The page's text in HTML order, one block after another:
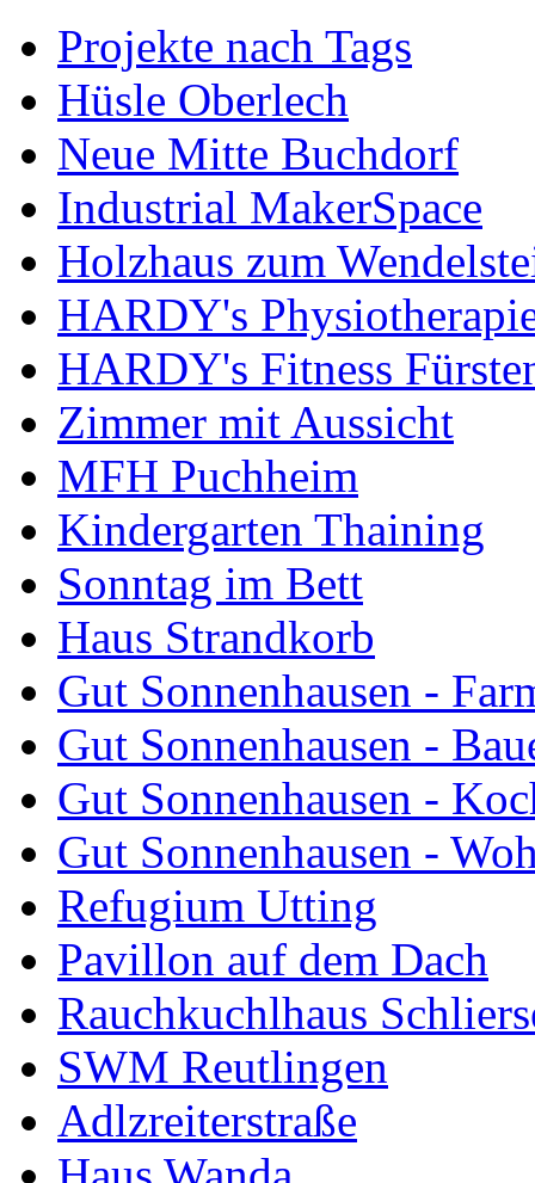
Projekte nach Tags
Hüsle Oberlech
Neue Mitte Buchdorf
Industrial MakerSpace
Holzhaus zum
HARDY's
HARDY's Fitness
Zimmer mit Aussicht
MFH Puchheim
Kindergarten Thaining
Sonntag im Bett
Haus Strandkorb
Gut Sonnenhausen -
Gut Sonnenhausen -
Gut Sonnenhausen -
Gut Sonnenhausen -
Refugium Utting
Pavillon auf dem Dach
Rauchkuchlhaus
SWM Reutlingen
Adlzreiterstraße